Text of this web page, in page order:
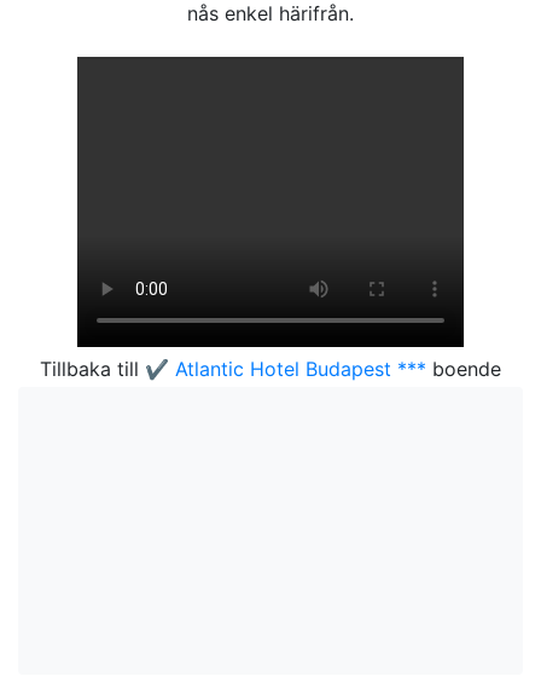
nås enkel härifrån.
Tillbaka till ✔️ Atlantic Hotel Budapest *** boende